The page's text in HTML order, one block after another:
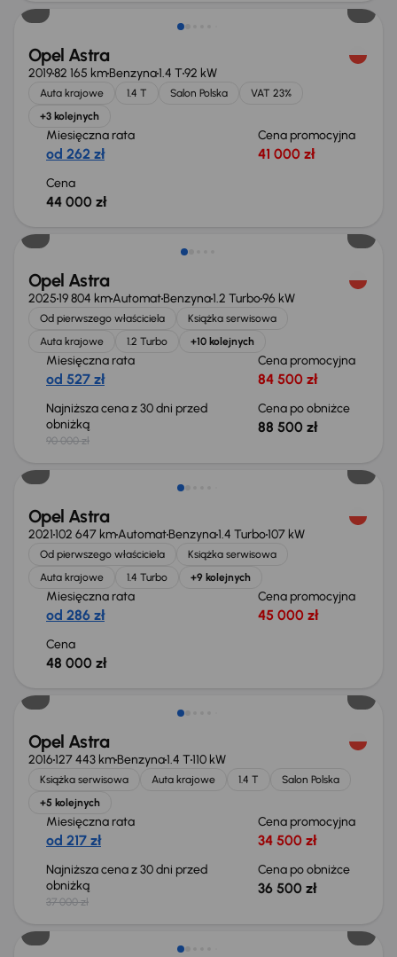
Opel Astra
201982 165 kmBenzyna1.4 T92 kW
Auta krajowe 1.4 T Salon Polska
VAT 23%
+3 kolejnych
Miesięczna rata
od 262 zł
Cena promocyjna
41 000 zł
Cena
44 000 zł
Opel Astra
202519 804 kmAutomatBenzyna1.2 Turbo96 kW
Od pierwszego właściciela
Książka serwisowa
Auta krajowe
1.2 Turbo +10 kolejnych
Miesięczna rata
od 527 zł
Cena promocyjna
84 500 zł
Najniższa cena z 30 dni przed
obniżką
90 000 zł
Cena po obniżce
88 500 zł
Możliwość odliczenia VAT
Opel Astra
2021102 647 kmAutomatBenzyna1.4 Turbo107 kW
Od pierwszego właściciela
Książka serwisowa
Auta krajowe
1.4 Turbo +9 kolejnych
Miesięczna rata
od 286 zł
Cena promocyjna
45 000 zł
Cena
48 000 zł
Taniej o 500 zł
Opel Astra
2016127 443 kmBenzyna1.4 T110 kW
Książka serwisowa Auta krajowe 1.4 T
Salon Polska
+5 kolejnych
Miesięczna rata
od 217 zł
Cena promocyjna
34 500 zł
Najniższa cena z 30 dni przed
obniżką
37 000 zł
Cena po obniżce
36 500 zł
Świeżo skupione